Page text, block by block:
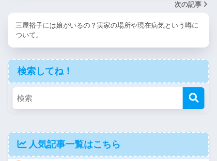
次の記事
三屋裕子には娘がいるの？実家の場所や現在病気という噂に
ついて。
検索してね！
人気記事一覧はこちら